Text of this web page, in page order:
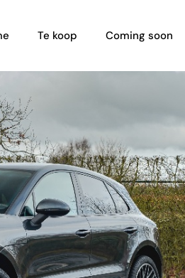
Te koop Coming soon